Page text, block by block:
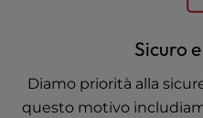
Sicuro
Diamo priorità alla
questo motivo